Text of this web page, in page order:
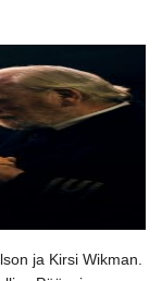
ja Kirsi Wikman.